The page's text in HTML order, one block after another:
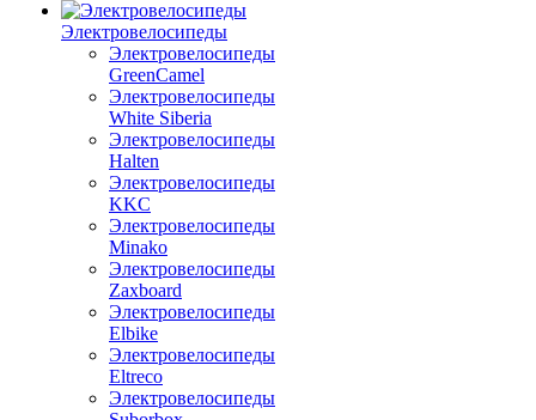
Электровелосипеды
Электровелосипеды
GreenCamel
Электровелосипеды
White Siberia
Электровелосипеды
Halten
Электровелосипеды
KKC
Электровелосипеды
Minako
Электровелосипеды
Zaxboard
Электровелосипеды
Elbike
Электровелосипеды
Eltreco
Электровелосипеды